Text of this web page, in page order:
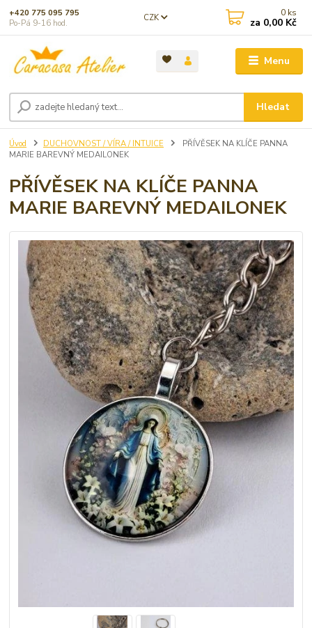
Menu
CZK
Hledat
+420 775 095 795
Po-Pá 9-16 hod.
0 ks
za 0,00 Kč
Úvod DUCHOVNOST / VÍRA / INTUICE
PŘÍVĚSEK NA KLÍČE PANNA
MARIE BAREVNÝ MEDAILONEK
PŘÍVĚSEK NA KLÍČE PANNA
MARIE BAREVNÝ MEDAILONEK